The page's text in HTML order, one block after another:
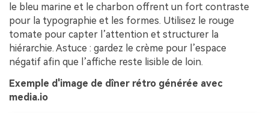
le bleu marine et le charbon offrent un fort contraste
pour la typographie et les formes. Utilisez le rouge
tomate pour capter l’attention et structurer la
hiérarchie. Astuce : gardez le crème pour l’espace
négatif afin que l’affiche reste lisible de loin.
Exemple d'image de dîner rétro générée avec
media.io